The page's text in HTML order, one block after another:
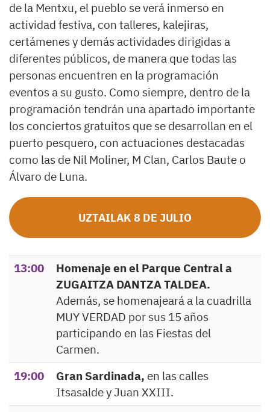
de la Mentxu, el pueblo se verá inmerso en
actividad festiva, con talleres, kalejiras,
certámenes y demás actividades dirigidas a
diferentes públicos, de manera que todas las
personas encuentren en la programación
eventos a su gusto. Como siempre, dentro de la
programación tendrán una apartado importante
los conciertos gratuitos que se desarrollan en el
puerto pesquero, con actuaciones destacadas
como las de Nil Moliner, M Clan, Carlos Baute o
Álvaro de Luna.
UZTAILAK 8 DE JULIO
13:00
Homenaje en el Parque Central a
ZUGAITZA DANTZA TALDEA.
Además, se homenajeará a la cuadrilla
MUY VERDAD por sus 15 años
participando en las Fiestas del
Carmen.
19:00
Gran Sardinada, en las calles
Itsasalde y Juan XXIII.